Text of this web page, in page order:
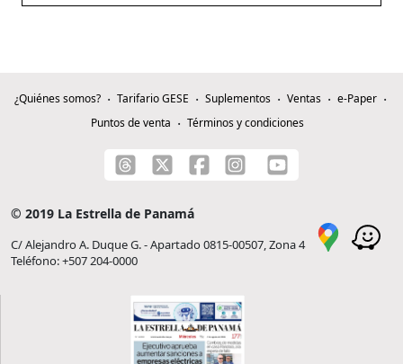
¿Quiénes somos? Tarifario GESE Suplementos Ventas
e-Paper
Puntos de venta
Términos y condiciones
© 2019 La Estrella de Panamá
C/ Alejandro A. Duque G. - Apartado 0815-00507, Zona 4
Teléfono: +507 204-0000